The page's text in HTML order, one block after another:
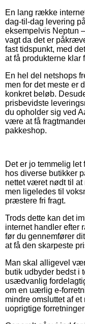
En lang række
dag-til-dag levering
eksempelvis Neptun
vagt da det er
fast tidspunkt, med
at få produkterne klar
En hel del netshops
men for det meste er
konkret beløb.
prisbevidste
du opholder sig ved
være at få
pakkeshop.
Det er jo temmelig
hos diverse butikker
nettet været nødt til at
men ligeledes til
præstere fri fragt.
Trods dette kan det
internet handler efter
før du gennemfører
at få den skarpeste
Man skal alligevel
butik udbyder bedst i
usædvanlig
om en uærlig e-
mindre omsluttet af
uoprigtige